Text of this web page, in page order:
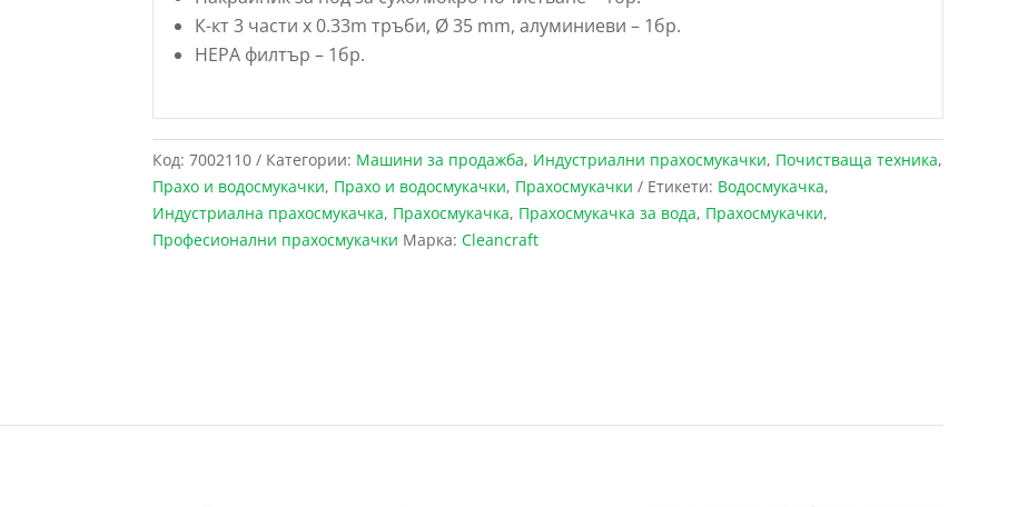
К-кт 3 части х 0.33m тръби, Ø 35 mm, алуминиеви – 1бр.
HEPA филтър – 1бр.
Код: 7002110 Категории: Maшини за продажба, Индустриални прахосмукачки, Почистваща техника,
Прахо и водосмукачки, Прахо и водосмукачки, Прахосмукачки Етикети: Водосмукачка,
Индустриална прахосмукачка, Прахосмукачка, Прахосмукачка за вода, Прахосмукачки,
Професионални прахосмукачки Марка: Cleancraft